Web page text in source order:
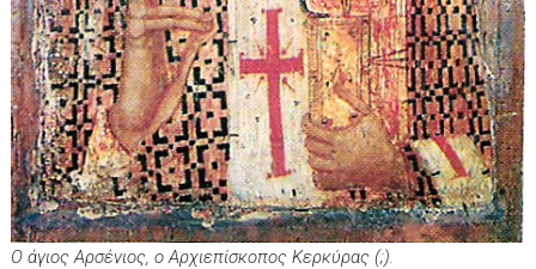
Ο άγιος Αρσένιος, ο Αρχιεπίσκοπος Κερκύρας (;).